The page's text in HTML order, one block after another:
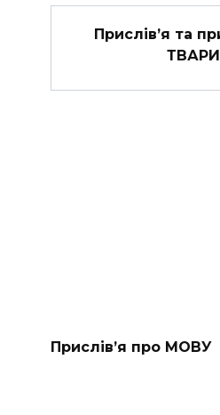
Прислів’я та
Прислів’я про МОВУ